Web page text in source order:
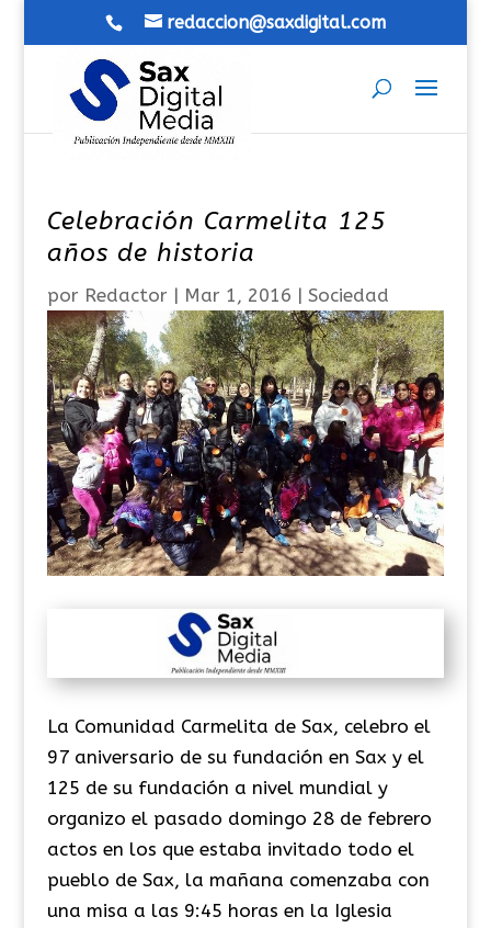
redaccion@saxdigital.com
Celebración Carmelita 125
años de historia
por Redactor| Mar 1, 2016 | Sociedad
La Comunidad Carmelita de Sax, celebro el
97 aniversario de su fundación en Sax y el
125 de su fundación a nivel mundial y
organizo el pasado domingo 28 de febrero
actos en los que estaba invitado todo el
pueblo de Sax, la mañana comenzaba con
una misa a las 9:45 horas en la Iglesia